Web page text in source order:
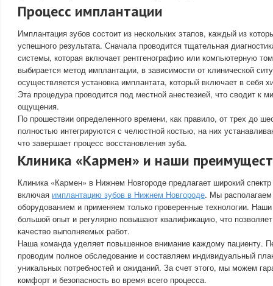
Процесс имплантации
Имплантация зубов состоит из нескольких этапов, каждый из
успешного результата. Сначала проводится тщательная
системы, которая включает рентгенографию или компьютерную
выбирается метод имплантации, в зависимости от клинической
осуществляется установка имплантата, который включает в себя
Эта процедура проводится под местной анестезией, что сводит к
ощущения.
По прошествии определенного времени, как правило, от трех до
полностью интегрируются с челюстной костью, на них
что завершает процесс восстановления зуба.
Клиника «Кармен» и наши
Клиника «Кармен» в Нижнем Новгороде предлагает широкий спектр
включая имплантацию зубов в Нижнем Новгороде. Мы
оборудованием и применяем только проверенные технологии.
большой опыт и регулярно повышают квалификацию, что
качество выполняемых работ.
Наша команда уделяет повышенное внимание каждому пациенту.
проводим полное обследование и составляем индивидуальный
уникальных потребностей и ожиданий. За счет этого, мы можем
комфорт и безопасность во время всего процесса.